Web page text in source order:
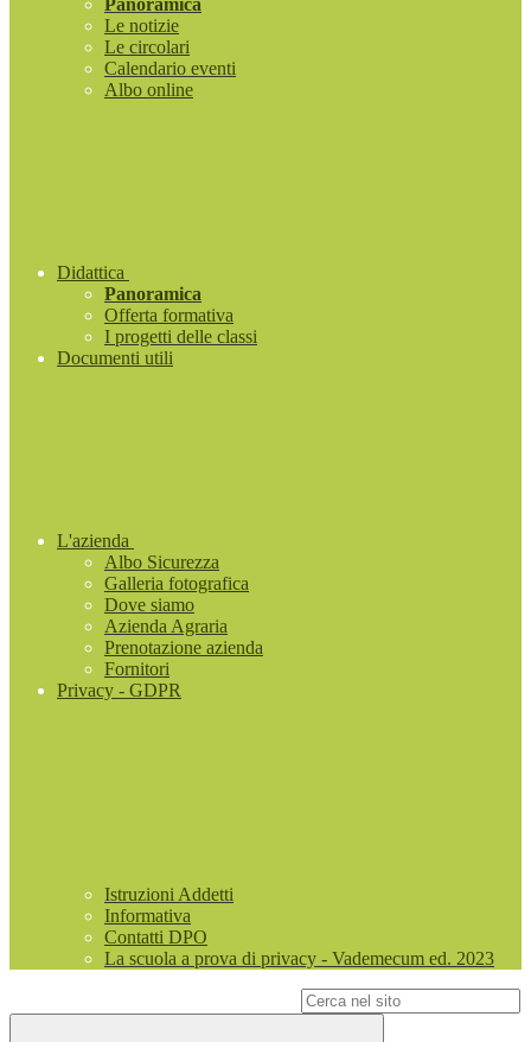
Panoramica
Le notizie
Le circolari
Calendario eventi
Albo online
Didattica
Panoramica
Offerta formativa
I progetti delle classi
Documenti utili
L'azienda
Albo Sicurezza
Galleria fotografica
Dove siamo
Azienda Agraria
Prenotazione azienda
Fornitori
Privacy - GDPR
Istruzioni Addetti
Informativa
Contatti DPO
La scuola a prova di privacy - Vademecum ed. 2023